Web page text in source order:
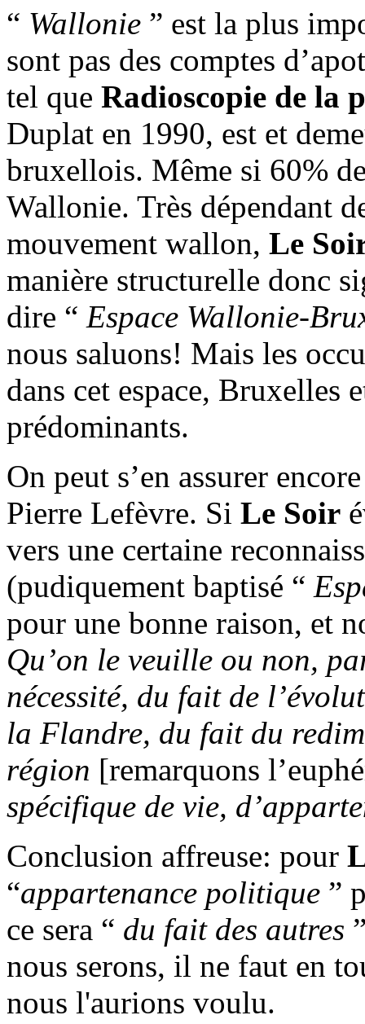
“ Wallonie ” est la plus
sont pas des comptes
tel que Radioscopie de la
Duplat en 1990, est et
bruxellois. Même si 60%
Wallonie. Très dépendant
mouvement wallon, Le
manière structurelle donc
dire “ Espace Wallonie-
nous saluons! Mais les
dans cet espace, Bruxelles
prédominants.
On peut s’en assurer
Pierre Lefèvre. Si Le Soir
vers une certaine
(pudiquement baptisé “
pour une bonne raison, et
Qu’on le veuille ou non,
nécessité, du fait de
la Flandre, du fait du
région [remarquons
spécifique de vie,
Conclusion affreuse: pour
“appartenance politique ”
ce sera “ du fait des autres
nous serons, il ne faut en
nous l'aurions voulu.